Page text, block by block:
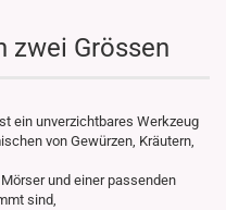
zwei Grössen
ein unverzichtbares Werkzeug
von Gewürzen, Kräutern,
und einer passenden
sind,